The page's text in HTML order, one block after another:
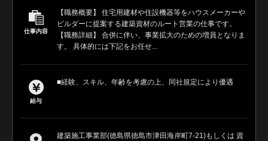
仕事内容
【職務概要】 住宅用建材や住設機器等をハウスメーカーや
ビルダーに提案する建築資材のルート営業の仕事です。
【職務詳細】 合併に伴い、事業拡大のための増員となりま
す。 具体的には下記をお任せ...
給与
■経験、スキル、年齢を考慮の上、同社規定により優遇
建築施工事業部(徳島県徳島市津田海岸町7-21)もしくは 資